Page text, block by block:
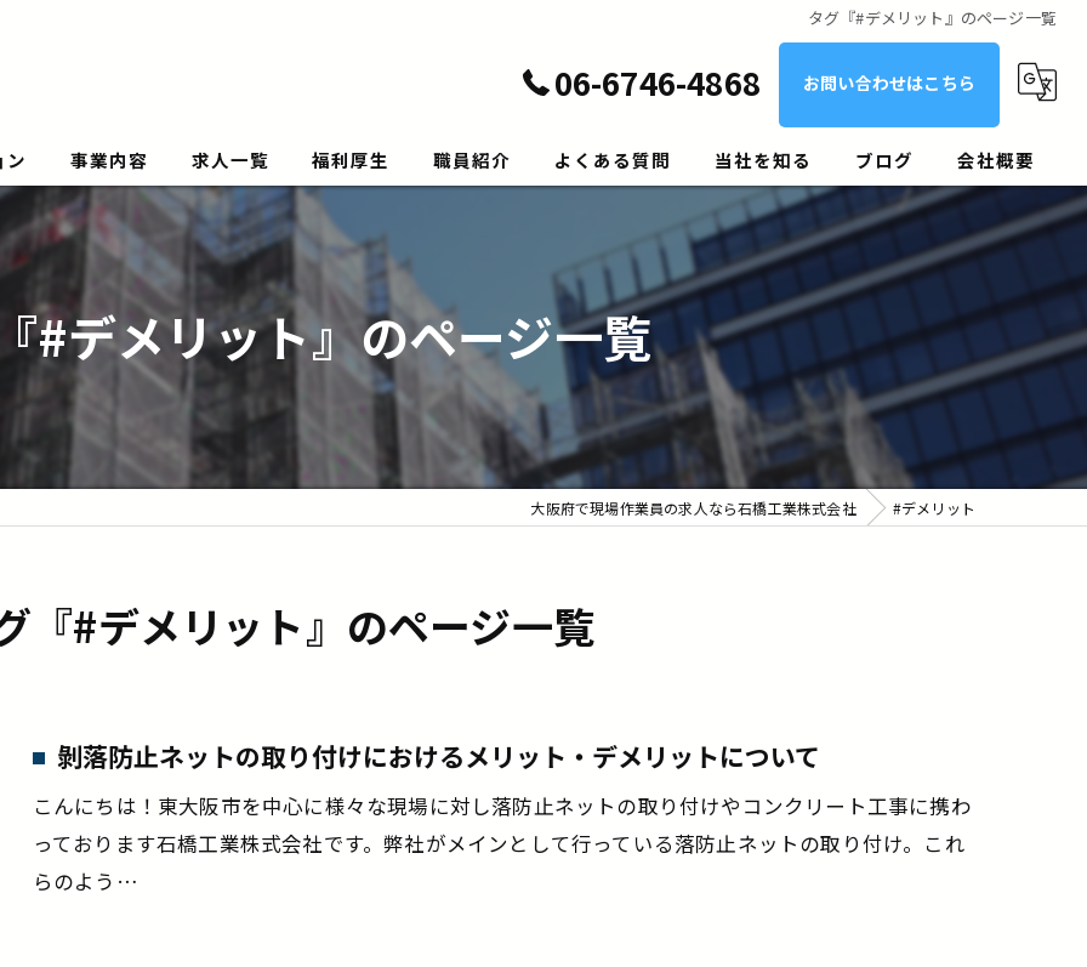
タグ『#デメリット』のページ一覧
06-6746-4868 お問い合わせはこちら
ン 事業内容 求人一覧 福利厚生 職員紹介 よくある質問 当社を知る
経験者
正社員
剥落防止ネット作業員
高所作業員
U・Iターン
ブログ 会社概要
#デメリット』のページ一覧
大阪府で現場作業員の求人なら石橋工業株式会社 #デメリット
『#デメリット』のページ一覧
剝落防止ネットの取り付けにおけるメリット・デメリットについて
こんにちは！東大阪市を中心に様々な現場に対し落防止ネットの取り付けやコンクリート工事に携わ
っております石橋工業株式会社です。弊社がメインとして行っている落防止ネットの取り付け。これ
らのよう…